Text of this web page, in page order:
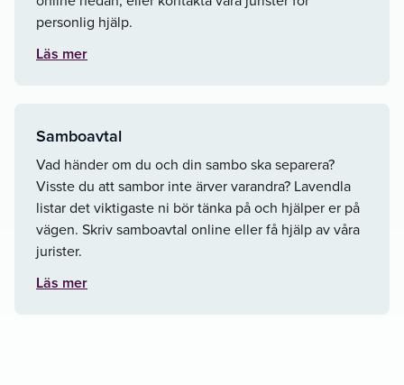
personlig hjälp.
Läs mer
Samboavtal
Vad händer om du och din sambo ska separera?
Visste du att sambor inte ärver varandra? Lavendla
listar det viktigaste ni bör tänka på och hjälper er på
vägen. Skriv samboavtal online eller få hjälp av våra
jurister.
Läs mer